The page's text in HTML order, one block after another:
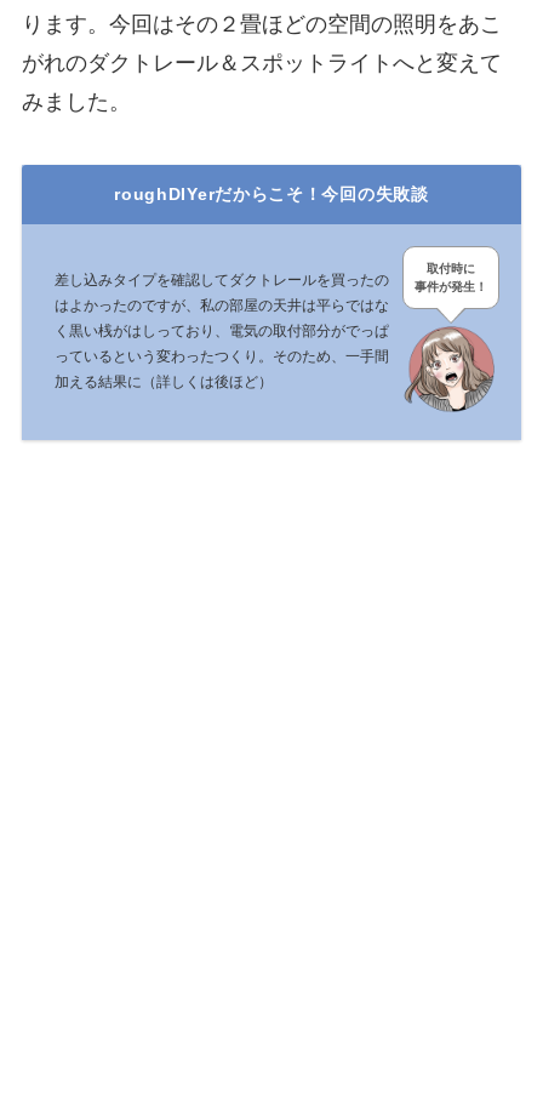
ります。今回はその２畳ほどの空間の照明をあこ
がれのダクトレール＆スポットライトへと変えて
みました。
roughDIYerだからこそ！今回の失敗談
差し込みタイプを確認してダクトレールを買ったの
はよかったのですが、私の部屋の天井は平らではな
く黒い桟がはしっており、電気の取付部分がでっぱ
っているという変わったつくり。そのため、一手間
加える結果に（詳しくは後ほど）
取付時に
事件が発生！